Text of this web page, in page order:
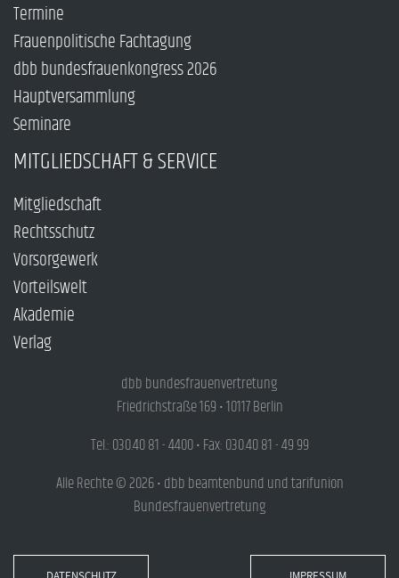
Termine
Frauenpolitische Fachtagung
dbb bundesfrauenkongress 2026
Hauptversammlung
Seminare
MITGLIEDSCHAFT & SERVICE
Mitgliedschaft
Rechtsschutz
Vorsorgewerk
Vorteilswelt
Akademie
Verlag
dbb bundesfrauenvertretung
Friedrichstraße 169 • 10117 Berlin
Tel.: 030.40 81 - 4400 • Fax: 030.40 81 - 49 99
Alle Rechte © 2026 • dbb beamtenbund und tarifunion
Bundesfrauenvertretung